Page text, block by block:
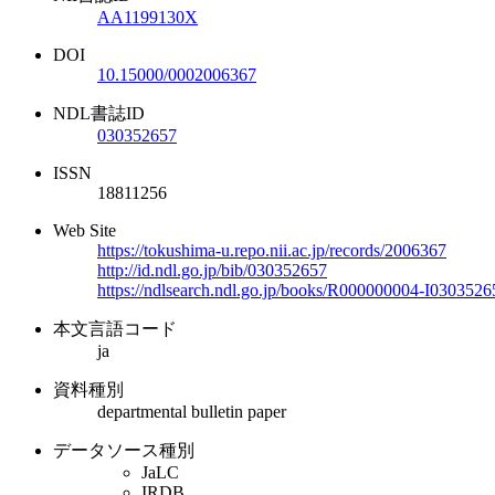
AA1199130X
DOI
10.15000/0002006367
NDL書誌ID
030352657
ISSN
18811256
Web Site
https://tokushima-u.repo.nii.ac.jp/records/2006367
http://id.ndl.go.jp/bib/030352657
https://ndlsearch.ndl.go.jp/books/R000000004-
本文言語コード
ja
資料種別
departmental bulletin paper
データソース種別
JaLC